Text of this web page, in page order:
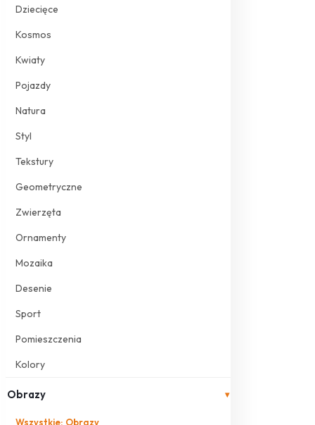
Dziecięce
Kosmos
Kwiaty
Pojazdy
Natura
Styl
Tekstury
Geometryczne
Zwierzęta
Ornamenty
Mozaika
Desenie
Sport
Pomieszczenia
Kolory
Obrazy ▾
Wszystkie: Obrazy